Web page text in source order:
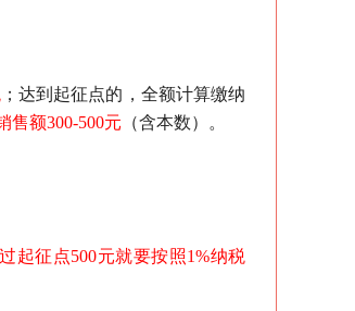
；达到起征点的，全额计算缴纳
售额300-500元 （含本数）。
起征点500元就要按照1%纳税